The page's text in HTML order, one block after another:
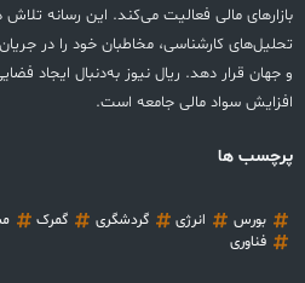
بازارهای مالی فعالیت می‌کند. این رسانه
تحلیل‌های کارشناسی، مخاطبان خود را در
و جهان قرار دهد. ریال نیوز به‌دنبال ایجاد
افزایش سواد مالی جامعه است.
پرچسب ها
بورس انرژی گردشگری گمرک
فناوری